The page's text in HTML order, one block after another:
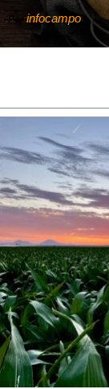
Porinfocampo